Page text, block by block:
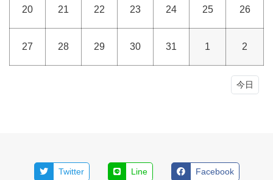
20 21 22 23 24 25 26
27 28 29 30 31 1 2
今日
Twitter Line Facebook